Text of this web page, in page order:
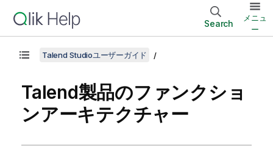
Search
メニュ
ー
Talend Studioユーザーガイド
Talend製品のファンクショ
ンアーキテクチャー